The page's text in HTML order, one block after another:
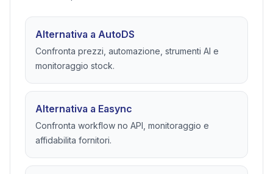
Alternativa a AutoDS
Confronta prezzi, automazione, strumenti AI e
monitoraggio stock.
Alternativa a Easync
Confronta workflow no API, monitoraggio e
affidabilita fornitori.